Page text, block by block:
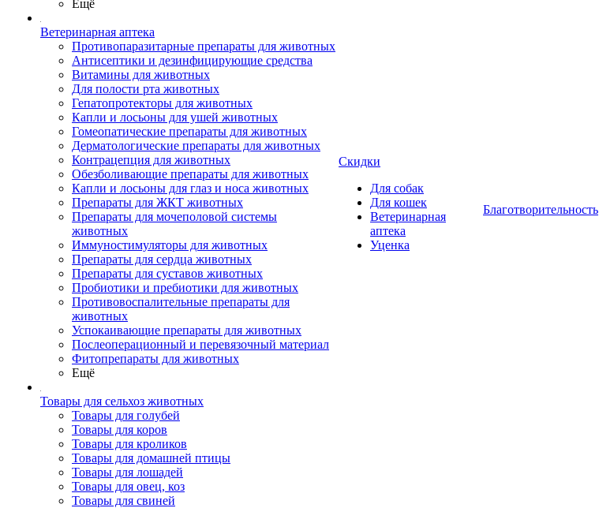
Ещё
Ветеринарная аптека
Противопаразитарные препараты для животных
Антисептики и дезинфицирующие средства
Витамины для животных
Для полости рта животных
Гепатопротекторы для животных
Капли и лосьоны для ушей животных
Гомеопатические препараты для животных
Дерматологические препараты для животных
Контрацепция для животных
Обезболивающие препараты для животных
Капли и лосьоны для глаз и носа животных
Препараты для ЖКТ животных
Препараты для мочеполовой системы
животных
Иммуностимуляторы для животных
Препараты для сердца животных
Препараты для суставов животных
Пробиотики и пребиотики для животных
Противовоспалительные препараты для
животных
Успокаивающие препараты для животных
Послеоперационный и перевязочный материал
Фитопрепараты для животных
Ещё
Товары для сельхоз животных
Товары для голубей
Товары для коров
Товары для кроликов
Товары для домашней птицы
Товары для лошадей
Товары для овец, коз
Товары для свиней
Скидки
Для собак
Для кошек
Ветеринарная
аптека
Уценка
Благотворительность